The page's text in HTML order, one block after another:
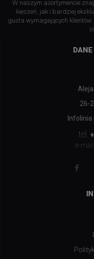
W naszym asortymencie
kieszeń, jak i bardziej
gusta wymagających
26-
tel.
e-mail: